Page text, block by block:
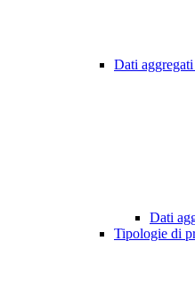
Dati
Dati
Tipologie di